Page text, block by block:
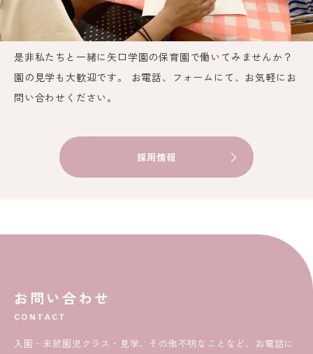
是非私たちと一緒に矢口学園の保育園で働いてみませんか？
園の見学も大歓迎です。 お電話、フォームにて、お気軽にお
問い合わせください。
採用情報
お問い合わせ
CONTACT
入園・未就園児クラス・見学、その他不明なことなど、お電話に